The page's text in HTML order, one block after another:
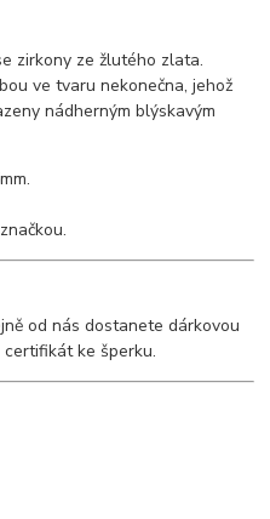
zirkony ze žlutého zlata.
ve tvaru nekonečna, jehož
nádherným blýskavým
od nás dostanete dárkovou
ke šperku.